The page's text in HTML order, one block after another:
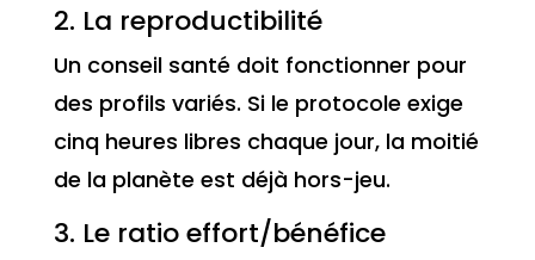
2. La reproductibilité
Un conseil santé doit fonctionner pour
des profils variés. Si le protocole exige
cinq heures libres chaque jour, la moitié
de la planète est déjà hors-jeu.
3. Le ratio effort/bénéfice